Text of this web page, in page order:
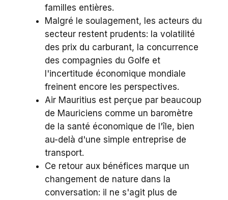
familles entières.
Malgré le soulagement, les acteurs du
secteur restent prudents: la volatilité
des prix du carburant, la concurrence
des compagnies du Golfe et
l'incertitude économique mondiale
freinent encore les perspectives.
Air Mauritius est perçue par beaucoup
de Mauriciens comme un baromètre
de la santé économique de l'île, bien
au-delà d'une simple entreprise de
transport.
Ce retour aux bénéfices marque un
changement de nature dans la
conversation: il ne s'agit plus de